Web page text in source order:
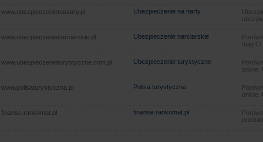
www.ubezpieczenienanarty.pl Ubezpieczenie na narty
www.ubezpieczenienarciarskie.pl Ubezpieczenie narciarskie
daję
www.ubezpieczenieturystyczne.com.pl Ubezpieczenie turystyczne
www.polisaturystyczna.pl Polisa turystyczna
finanse.rankomat.pl finanse.rankomat.pl